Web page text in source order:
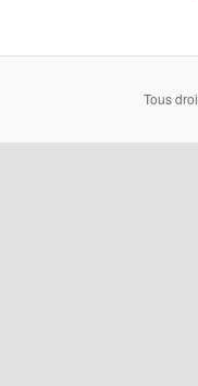
Tous